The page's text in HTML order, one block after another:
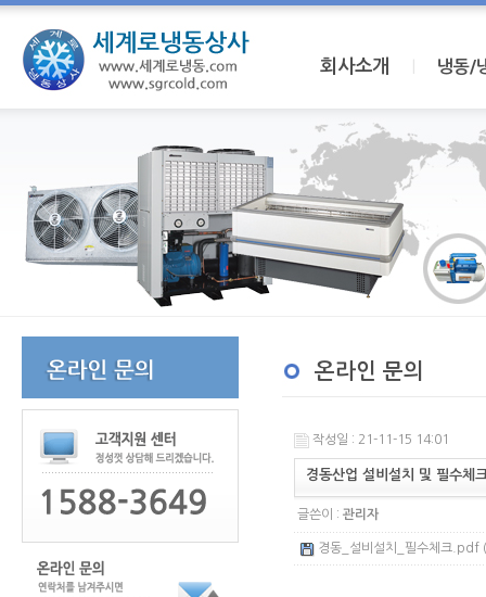
회사소개 냉동/
온라인 문의
작성일 : 21-11-15 14:01
경동산업 설비설치 및 필수체
글쓴이 : 관리자
경동_설비설치_필수체크.pdf